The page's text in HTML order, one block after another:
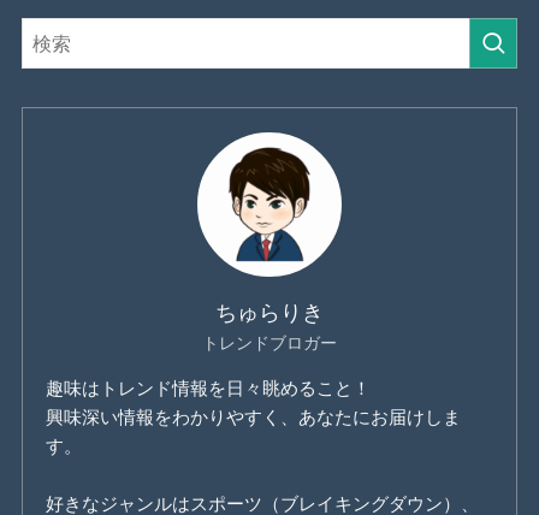
ちゅらりき
トレンドブロガー
趣味はトレンド情報を日々眺めること！
興味深い情報をわかりやすく、あなたにお届けしま
す。
好きなジャンルはスポーツ（ブレイキングダウン）、